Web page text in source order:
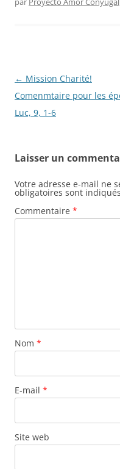
Navigation
des
articles
← Mission Charité!
Comenmtaire pour les
Luc, 9, 1-6
Laisser un
Votre adresse e-mail ne
obligatoires sont
Commentaire *
Nom *
E-mail *
Site web